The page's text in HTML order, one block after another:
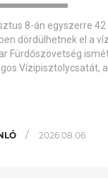
8-án egyszerre
dördülhetnek el a
Fürdőszövetség
Vízipisztolycsatát,
/ 2026.08.06.